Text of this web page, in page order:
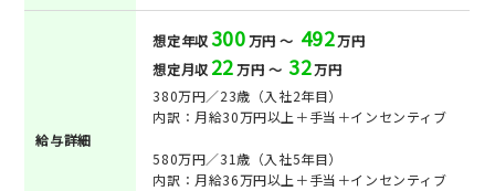
給与詳細
想定年収300万円 ～ 492万円
想定月収 22万円 ～ 32万円
380万円／23歳（入社2年目）
内訳：月給30万円以上＋手当＋インセンティブ
580万円／31歳（入社5年目）
内訳：月給36万円以上＋手当＋インセンティブ